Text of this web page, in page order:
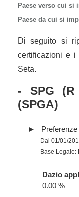
Paese verso cui si
Paese da cui si
Di seguito si
certificazioni e i
Seta.
- SPG (R
(SPGA)
Dal 01/01/
Base Legale:
Dazio
0.00 %